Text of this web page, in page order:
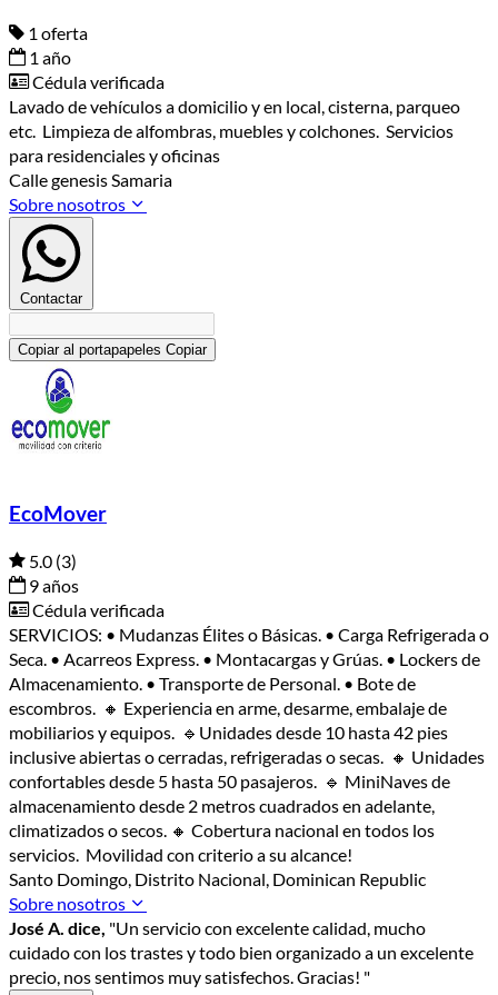
1 oferta
1 año
Cédula verificada
Lavado de vehículos a domicilio y en local, cisterna, parqueo
etc. Limpieza de alfombras, muebles y colchones. Servicios
para residenciales y oficinas
Calle genesis Samaria
Sobre nosotros
Contactar
Copiar al portapapeles Copiar
EcoMover
5.0 (3)
9 años
Cédula verificada
SERVICIOS: • Mudanzas Élites o Básicas. • Carga Refrigerada o
Seca. • Acarreos Express. • Montacargas y Grúas. • Lockers de
Almacenamiento. • Transporte de Personal. • Bote de
escombros. 🔸 Experiencia en arme, desarme, embalaje de
mobiliarios y equipos. 🔹Unidades desde 10 hasta 42 pies
inclusive abiertas o cerradas, refrigeradas o secas. 🔸 Unidades
confortables desde 5 hasta 50 pasajeros. 🔹 MiniNaves de
almacenamiento desde 2 metros cuadrados en adelante,
climatizados o secos. 🔸 Cobertura nacional en todos los
servicios. Movilidad con criterio a su alcance!
Santo Domingo, Distrito Nacional, Dominican Republic
Sobre nosotros
José A. dice, "Un servicio con excelente calidad, mucho
cuidado con los trastes y todo bien organizado a un excelente
precio, nos sentimos muy satisfechos. Gracias! "